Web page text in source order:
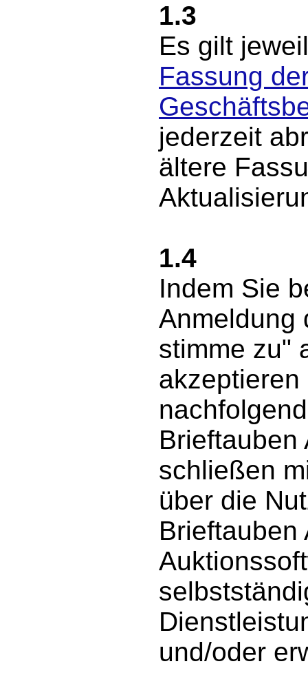
1.3
Es gilt
Fassung
jederzeit
ältere
1.4
Indem Sie
Anmeldung
stimme zu"
akzeptieren
Brieftauben
schließen
über die
Brieftauben
und/oder